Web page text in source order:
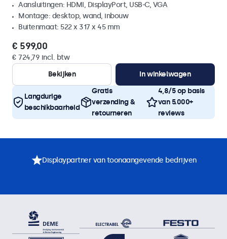
Aansluitingen: HDMI, DisplayPort, USB-C, VGA
Montage: desktop, wand, inbouw
Buitenmaat: 522 x 317 x 45 mm
€ 599,00
€ 724,79 incl. btw
Bekijken
In winkelwagen
Langdurige
beschikbaarheid
Gratis
verzending &
retourneren
4,8/5 op basis
van 5.000+
reviews
Displaypartner van toonaangevende bedrijven